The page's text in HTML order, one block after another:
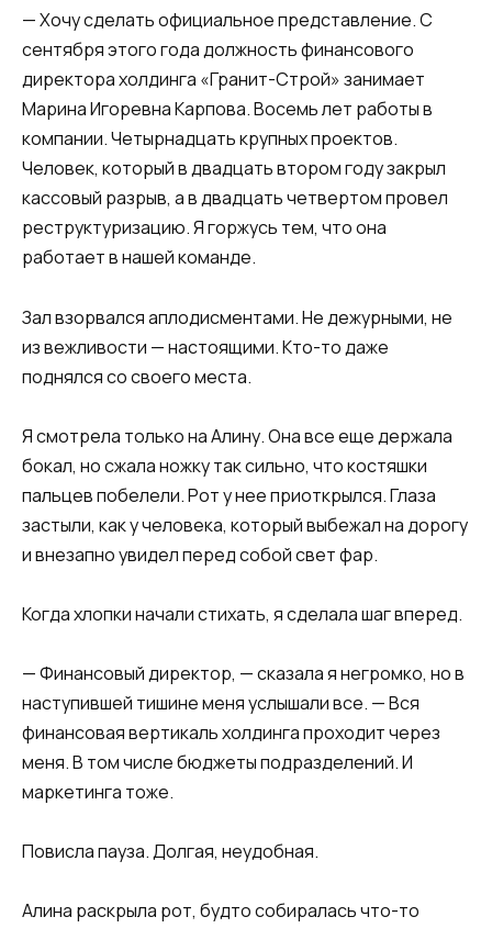
— Хочу сделать официальное представление. С
сентября этого года должность финансового
директора холдинга «Гранит-Строй» занимает
Марина Игоревна Карпова. Восемь лет работы в
компании. Четырнадцать крупных проектов.
Человек, который в двадцать втором году закрыл
кассовый разрыв, а в двадцать четвертом провел
реструктуризацию. Я горжусь тем, что она
работает в нашей команде.
Зал взорвался аплодисментами. Не дежурными, не
из вежливости — настоящими. Кто-то даже
поднялся со своего места.
Я смотрела только на Алину. Она все еще держала
бокал, но сжала ножку так сильно, что костяшки
пальцев побелели. Рот у нее приоткрылся. Глаза
застыли, как у человека, который выбежал на дорогу
и внезапно увидел перед собой свет фар.
Когда хлопки начали стихать, я сделала шаг вперед.
— Финансовый директор, — сказала я негромко, но в
наступившей тишине меня услышали все. — Вся
финансовая вертикаль холдинга проходит через
меня. В том числе бюджеты подразделений. И
маркетинга тоже.
Повисла пауза. Долгая, неудобная.
Алина раскрыла рот, будто собиралась что-то